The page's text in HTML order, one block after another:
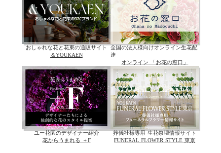
おしゃれな花と花束の通販サイト
＆YOUKAEN
全国の法人様向けオンライン生花配
達
オンライン 「お花の窓口」
ユー花園のデザイナー紹介
花からうまれる ＋F
葬儀社様専用 生花祭壇情報サイト
FUNERAL FLOWER STYLE 東京